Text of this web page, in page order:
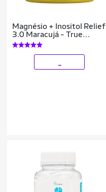
Magnésio + Inositol Relief
3.0 Maracujá - True
Source 350g